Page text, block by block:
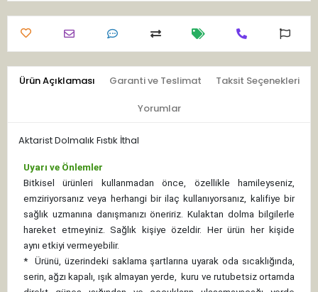
Ürün Açıklaması Garanti ve Teslimat Taksit Seçenekleri
Yorumlar
Aktarist Dolmalık Fıstık İthal
Uyarı ve Önlemler
Bitkisel ürünleri kullanmadan önce, özellikle hamileyseniz,
emziriyorsanız veya herhangi bir ilaç kullanıyorsanız, kalifiye bir
sağlık uzmanına danışmanızı öneririz. Kulaktan dolma bilgilerle
hareket etmeyiniz. Sağlık kişiye özeldir. Her ürün her kişide
aynı etkiyi vermeyebilir.
*
Ürünü, üzerindeki saklama şartlarına uyarak oda sıcaklığında,
serin, ağzı kapalı, ışık almayan yerde, kuru ve rutubetsiz ortamda